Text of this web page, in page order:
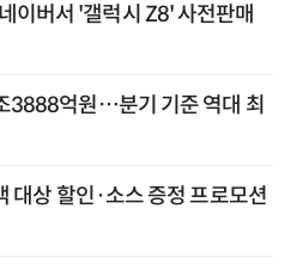
이버서 '갤럭시 Z8' 사전판매
3888억원…분기 기준 역대 최
대상 할인·소스 증정 프로모션